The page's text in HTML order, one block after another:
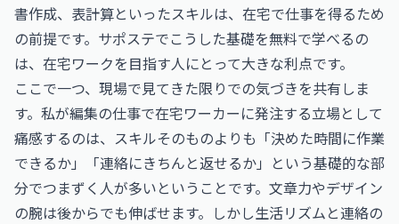
書作成、表計算といったスキルは、在宅で仕事を得るため
の前提です。サポステでこうした基礎を無料で学べるの
は、在宅ワークを目指す人にとって大きな利点です。
ここで一つ、現場で見てきた限りでの気づきを共有しま
す。私が編集の仕事で在宅ワーカーに発注する立場として
痛感するのは、スキルそのものよりも「決めた時間に作業
できるか」「連絡にきちんと返せるか」という基礎的な部
分でつまずく人が多いということです。文章力やデザイン
の腕は後からでも伸ばせます。しかし生活リズムと連絡の